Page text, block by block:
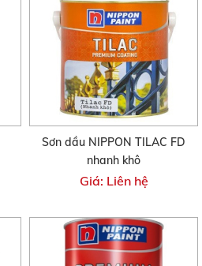
Sơn dầu NIPPON TILAC FD
nhanh khô
Giá: Liên hệ